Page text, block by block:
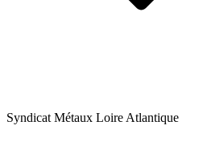
Syndicat Métaux Loire Atlantique